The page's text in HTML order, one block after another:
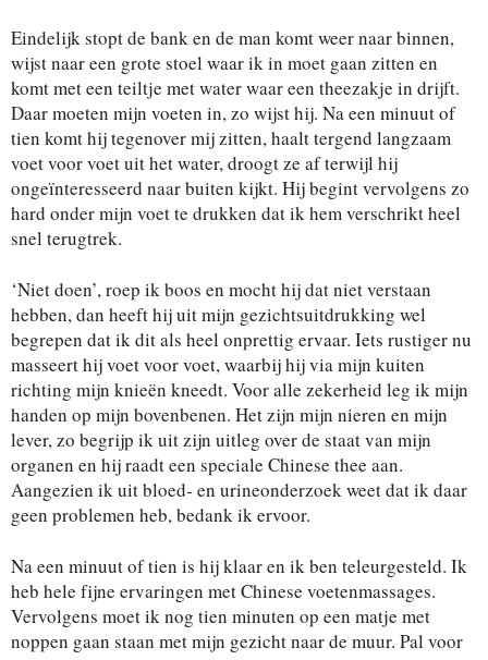
Eindelijk stopt de bank en de man komt weer naar binnen,
wijst naar een grote stoel waar ik in moet gaan zitten en
komt met een teiltje met water waar een theezakje in drijft.
Daar moeten mijn voeten in, zo wijst hij. Na een minuut of
tien komt hij tegenover mij zitten, haalt tergend langzaam
voet voor voet uit het water, droogt ze af terwijl hij
ongeïnteresseerd naar buiten kijkt. Hij begint vervolgens zo
hard onder mijn voet te drukken dat ik hem verschrikt heel
snel terugtrek.
‘Niet doen’, roep ik boos en mocht hij dat niet verstaan
hebben, dan heeft hij uit mijn gezichtsuitdrukking wel
begrepen dat ik dit als heel onprettig ervaar. Iets rustiger nu
masseert hij voet voor voet, waarbij hij via mijn kuiten
richting mijn knieën kneedt. Voor alle zekerheid leg ik mijn
handen op mijn bovenbenen. Het zijn mijn nieren en mijn
lever, zo begrijp ik uit zijn uitleg over de staat van mijn
organen en hij raadt een speciale Chinese thee aan.
Aangezien ik uit bloed- en urineonderzoek weet dat ik daar
geen problemen heb, bedank ik ervoor.
Na een minuut of tien is hij klaar en ik ben teleurgesteld. Ik
heb hele fijne ervaringen met Chinese voetenmassages.
Vervolgens moet ik nog tien minuten op een matje met
noppen gaan staan met mijn gezicht naar de muur. Pal voor